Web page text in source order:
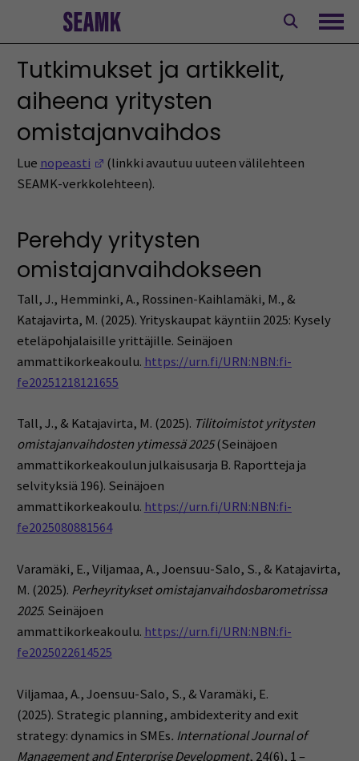
Tutkimukset ja artikkelit,
aiheena yritysten
omistajanvaihdos
Lue nopeasti (Avautuu uuteen ikkunaan)
(linkki avautuu uuteen välilehteen
SEAMK-verkkolehteen).
Perehdy yritysten
omistajanvaihdokseen
Tall, J., Hemminki, A., Rossinen-Kaihlamäki, M., &
Katajavirta, M. (2025). Yrityskaupat käyntiin 2025: Kysely
eteläpohjalaisille yrittäjille. Seinäjoen
ammattikorkeakoulu. https://urn.fi/URN:NBN:fi-
fe20251218121655
Tall, J., & Katajavirta, M. (2025). Tilitoimistot yritysten
omistajanvaihdosten ytimessä 2025(Seinäjoen
ammattikorkeakoulun julkaisusarja B. Raportteja ja
selvityksiä 196). Seinäjoen
ammattikorkeakoulu. https://urn.fi/URN:NBN:fi-
fe2025080881564
Varamäki, E., Viljamaa, A., Joensuu-Salo, S., & Katajavirta,
M. (2025). Perheyritykset omistajanvaihdosbarometrissa
2025. Seinäjoen
ammattikorkeakoulu. https://urn.fi/URN:NBN:fi-
fe2025022614525
Viljamaa, A., Joensuu-Salo, S., & Varamäki, E.
(2025). Strategic planning, ambidexterity and exit
strategy: dynamics in SMEs. International Journal of
Management and Enterprise Development, 24(6), 1 –